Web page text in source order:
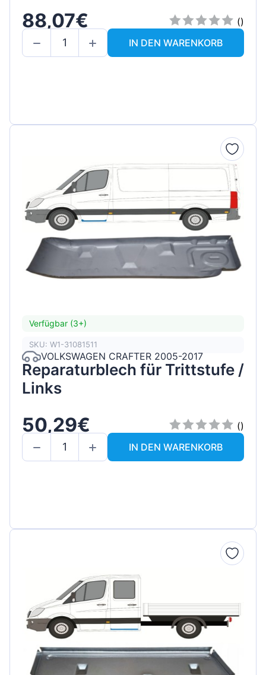
88,07€
()
IN DEN WARENKORB
Verfügbar (3+)
SKU: W1-31081511
VOLKSWAGEN CRAFTER 2005-2017
Reparaturblech für Trittstufe /
Links
50,29€
()
IN DEN WARENKORB